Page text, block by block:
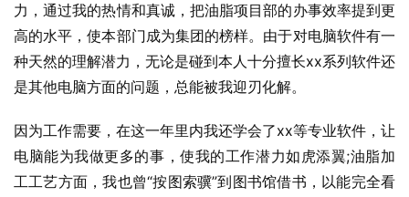
力，通过我的热情和真诚，把油脂项目部的办事效率提到更
高的水平，使本部门成为集团的榜样。由于对电脑软件有一
种天然的理解潜力，无论是碰到本人十分擅长xx系列软件还
是其他电脑方面的问题，总能被我迎刃化解。
因为工作需要，在这一年里内我还学会了xx等专业软件，让
电脑能为我做更多的事，使我的工作潜力如虎添翼;油脂加
工工艺方面，我也曾“按图索骥”到图书馆借书，以能完全看